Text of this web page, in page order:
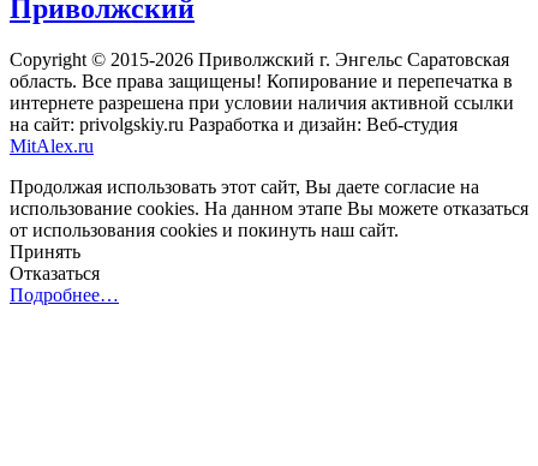
Приволжский
Copyright © 2015-2026 Приволжский г. Энгельс Саратовская
область. Все права защищены! Копирование и перепечатка в
интернете разрешена при условии наличия активной ссылки
на сайт: privolgskiy.ru Разработка и дизайн: Веб-студия
MitAlex.ru
Продолжая использовать этот сайт, Вы даете согласие на
использование cookies. На данном этапе Вы можете отказаться
от использования cookies и покинуть наш сайт.
Принять
Отказаться
Подробнее…